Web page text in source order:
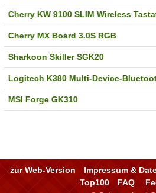
Cherry KW 9100 SLIM Wireless
Cherry MX Board 3.0S RGB
Sharkoon Skiller SGK20
Logitech K380 Multi-Device-
MSI Forge GK310
zur Web-Version Impressum &
Top100
FAQ